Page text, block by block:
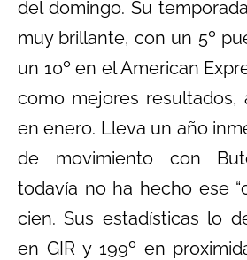
del domingo. Su
muy brillante, con un 5º
un 10º en el American
como mejores resultados,
en enero. Lleva un año
de movimiento con
todavía no ha hecho ese
cien. Sus estadísticas lo
en GIR y 199º en